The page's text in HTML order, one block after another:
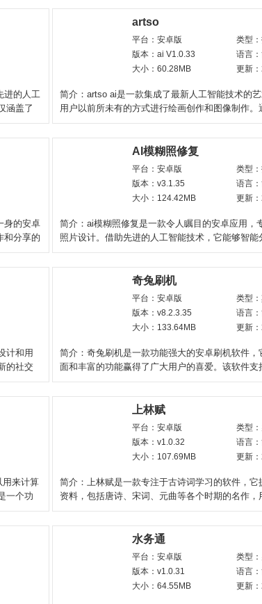
进的人工
涵盖了
artso
平台：安卓版
类型
版本：ai V1.0.33
语言
大小：60.28MB
更新
简介：artso ai是一款集成了最新人工智能技术的
用户以前所未有的方式进行绘画创作和图像制作。
这款软件能够理
身的安卓
和分享的
AI模糊照修复
平台：安卓版
类型
版本：v3.1.35
语言
大小：124.42MB
更新
简介：ai模糊照修复是一款令人瞩目的安卓应用，
照片设计。借助先进的人工智能技术，它能够智能
有效地恢复清晰度
计和用
的社交
奇兔刷机
平台：安卓版
类型
版本：v8.2.3.35
语言
大小：133.64MB
更新
简介：奇兔刷机是一款功能强大的安卓刷机软件，
面和丰富的功能赢得了广大用户的喜爱。该软件支
机，无论是华为、
用来计算
一个功
上林赋
平台：安卓版
类型
版本：v1.0.32
语言
大小：107.69MB
更新
简介：上林赋是一款专注于古诗词学习的软件，它
资料，包括唐诗、宋词、元曲等各个时期的名作，
搜索、分类等方式方
水务通
平台：安卓版
类型
版本：v1.0.31
语言
大小：64.55MB
更新